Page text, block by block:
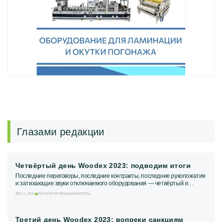
Глазами редакции
Четвёртый день Woodex 2023: подводим итоги
Последние переговоры, последние контракты, последние рукопожатия
и затихающие звуки отключаемого оборудования — четвёртый и
последний день Woodex 2023 подошёл...
ДЕК 2, 2023 ЛЕСНАЯ ПРОМЫШЛЕННОСТЬ
Третий день Woodex 2023: вопреки санкциям